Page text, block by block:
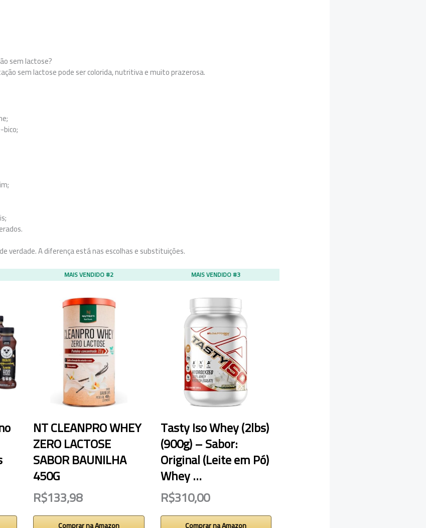
sem lactose?
sem lactose pode ser colorida, nutritiva e muito prazerosa.
verdade. A diferença está nas escolhas e substituições.
MAIS VENDIDO #2
NT CLEANPRO WHEY
ZERO LACTOSE
SABOR BAUNILHA
450G
R$133,98
MAIS VENDIDO #3
Tasty Iso Whey (2lbs)
(900g) – Sabor:
Original (Leite em Pó)
Whey …
R$310,00